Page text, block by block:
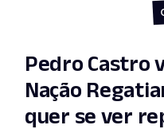
Pedro Castro
Nação
quer se ver